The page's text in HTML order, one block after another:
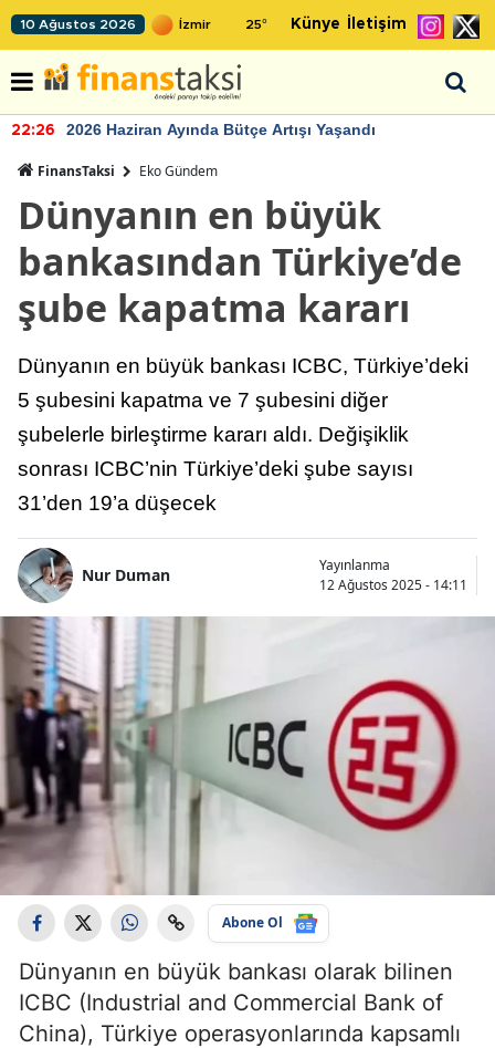
10 Ağustos 2026 25° Künye İletişim
22:26 2026 Haziran Ayında Bütçe Artışı Yaşandı
FinansTaksi Eko Gündem
Dünyanın en büyük
bankasından Türkiye’de
şube kapatma kararı
Dünyanın en büyük bankası ICBC, Türkiye’deki
5 şubesini kapatma ve 7 şubesini diğer
şubelerle birleştirme kararı aldı. Değişiklik
sonrası ICBC’nin Türkiye’deki şube sayısı
31’den 19’a düşecek
Nur Duman
Yayınlanma
12 Ağustos 2025 - 14:11
Abone Ol
Dünyanın en büyük bankası olarak bilinen
ICBC (Industrial and Commercial Bank of
China), Türkiye operasyonlarında kapsamlı